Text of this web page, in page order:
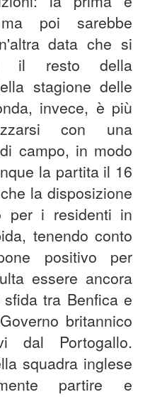
poi sarebbe
data che si
il resto della
stagione delle
invece, è più
con una
campo, in modo
la partita il 16
la disposizione
per i residenti in
tenendo conto
positivo per
essere ancora
tra Benfica e
britannico
dal Portogallo.
squadra inglese
partire e